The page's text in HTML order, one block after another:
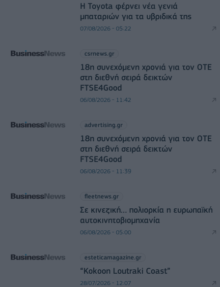
Η Toyota φέρνει νέα γενιά
μπαταριών για τα υβριδικά της
07/08/2026 - 05:22
csrnews.gr
18η συνεχόμενη χρονιά για τον ΟΤΕ
στη διεθνή σειρά δεικτών
FTSE4Good
06/08/2026 - 11:42
advertising.gr
18η συνεχόμενη χρονιά για τον ΟΤΕ
στη διεθνή σειρά δεικτών
FTSE4Good
06/08/2026 - 11:39
fleetnews.gr
Σε κινεζική… πολιορκία η ευρωπαϊκή
αυτοκινητοβιομηχανία
06/08/2026 - 05:00
esteticamagazine.gr
“Kokoon Loutraki Coast”
28/07/2026 - 12:07